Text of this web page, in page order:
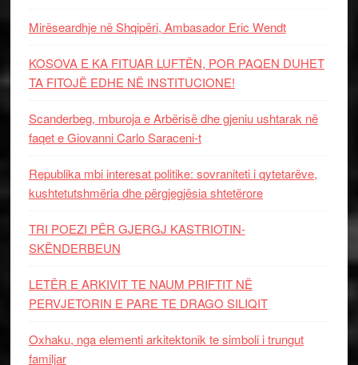
Mirëseardhje në Shqipëri, Ambasador Eric Wendt
KOSOVA E KA FITUAR LUFTËN, POR PAQEN DUHET
TA FITOJË EDHE NË INSTITUCIONE!
Scanderbeg, mburoja e Arbërisë dhe gjeniu ushtarak në
faqet e Giovanni Carlo Saraceni-t
Republika mbi interesat politike: sovraniteti i qytetarëve,
kushtetutshmëria dhe përgjegjësia shtetërore
TRI POEZI PËR GJERGJ KASTRIOTIN-
SKËNDERBEUN
LETËR E ARKIVIT TE NAUM PRIFTIT NË
PERVJETORIN E PARE TE DRAGO SILIQIT
Oxhaku, nga elementi arkitektonik te simboli i trungut
familjar